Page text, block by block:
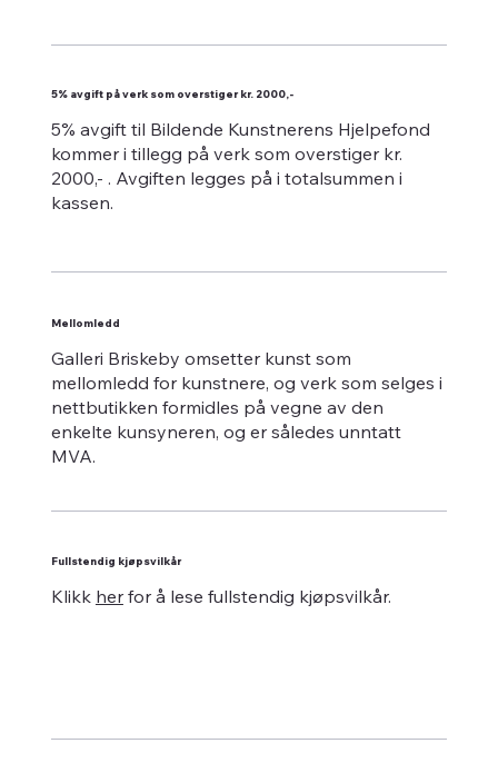
5% avgift på verk som overstiger kr. 2000,-
5% avgift til Bildende Kunstnerens Hjelpefond
kommer i tillegg på verk som overstiger kr.
2000,- . Avgiften legges på i totalsummen i
kassen.
Mellomledd
Galleri Briskeby omsetter kunst som
mellomledd for kunstnere, og verk som selges i
nettbutikken formidles på vegne av den
enkelte kunsyneren, og er således unntatt
MVA.
Fullstendig kjøpsvilkår
Klikk herfor å lese fullstendig kjøpsvilkår.